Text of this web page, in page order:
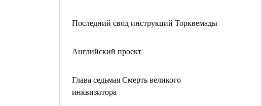
Последний свод инструкций Торквемады
Английский проект
Глава седьмая Смерть великого
инквизитора